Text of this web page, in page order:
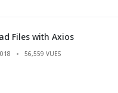
Files with Axios
56,559 VUES